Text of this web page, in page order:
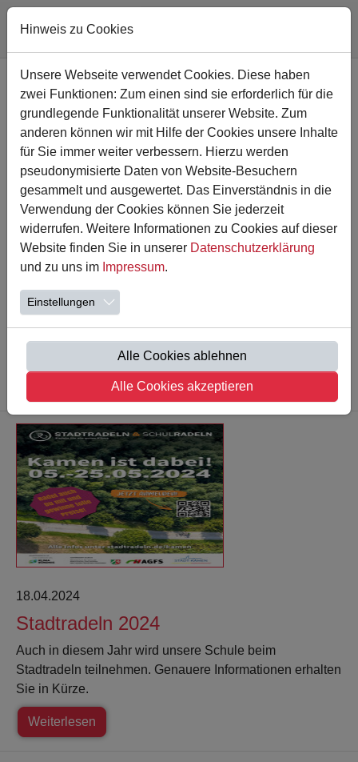
18.04.2024
Am 12.04. fand unser Sponsorenlauf statt. Nach einem
gemeinsamen Aufwärmprogramm liefen die Kinder bei
guten Wetterverhältnissen auf der 400m langen…
18.04.2024
Stadtradeln 2024
Auch in diesem Jahr wird unsere Schule beim
Stadtradeln teilnehmen. Genauere Informationen erhalten
Sie in Kürze.
Weiterlesen
Hinweis zu Cookies
Unsere Webseite verwendet Cookies. Diese haben
zwei Funktionen: Zum einen sind sie erforderlich für die
grundlegende Funktionalität unserer Website. Zum
anderen können wir mit Hilfe der Cookies unsere Inhalte
für Sie immer weiter verbessern. Hierzu werden
pseudonymisierte Daten von Website-Besuchern
gesammelt und ausgewertet. Das Einverständnis in die
Verwendung der Cookies können Sie jederzeit
widerrufen. Weitere Informationen zu Cookies auf dieser
Website finden Sie in unserer Datenschutzerklärung
und zu uns im Impressum.
Einstellungen
Alle Cookies ablehnen
Alle Cookies akzeptieren